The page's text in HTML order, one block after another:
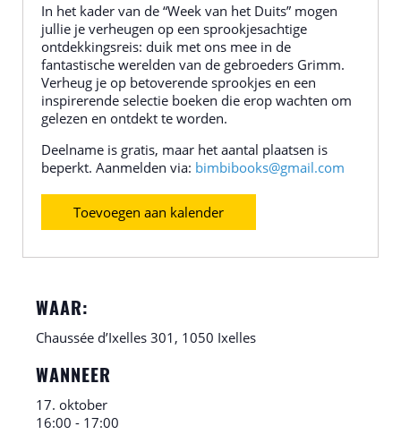
In het kader van de “Week van het Duits” mogen
jullie je verheugen op een sprookjesachtige
ontdekkingsreis: duik met ons mee in de
fantastische werelden van de gebroeders Grimm.
Verheug je op betoverende sprookjes en een
inspirerende selectie boeken die erop wachten om
gelezen en ontdekt te worden.
Deelname is gratis, maar het aantal plaatsen is
beperkt. Aanmelden via: bimbibooks@gmail.com
Toevoegen aan kalender
WAAR:
Chaussée d’Ixelles 301, 1050 Ixelles
WANNEER
17. oktober
16:00 - 17:00